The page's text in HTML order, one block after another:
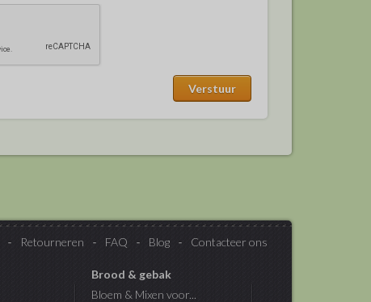
Retourneren FAQ Blog Contacteer ons
Brood & gebak
Bloem & Mixen voor...